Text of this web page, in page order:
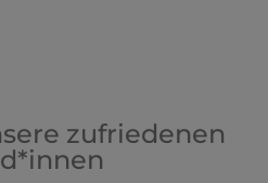
zufriedenen